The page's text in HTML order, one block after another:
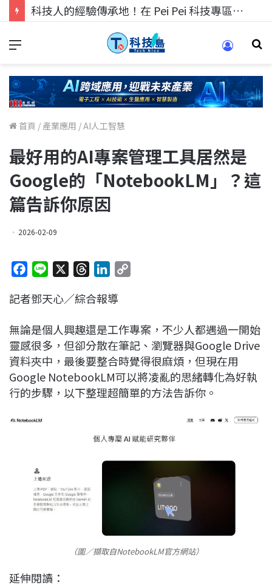
科技人找工作，就到TECH+ 科技專區!
首頁 / 產業應用 /AI人工智慧
最好用的AI專案管理工具居然是
Google的「NotebookLM」？這
篇告訴你原因
2026-02-09
c
b
o
o
k
n
r
a
d
s
n
e
d
I
n
L
i
n
k
記者鄧天心／綜合報導
無論是個人興趣還是工作專案，不少人都遇過一開始
靈感很多，但卻分散在筆記、瀏覽器與Google Drive
資料夾中，最後要整合時覺得很麻煩，但現在用
Google NotebookLM可以將凌亂的思緒轉化為好執
行的步驟，以下整理超簡單的方法告訴你。
（圖／擷取自NotebookLM官方網站）
延伸閱讀：